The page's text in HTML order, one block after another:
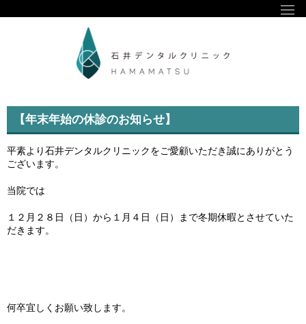
【年末年始の休診のお知らせ】
平素より石井デンタルクリニックをご愛顧いただき誠にありがとう
ございます。
当院では
１２月２８日（日）から１月４日（日）まで冬期休暇とさせていた
だきます。
何卒宜しくお願い致します。